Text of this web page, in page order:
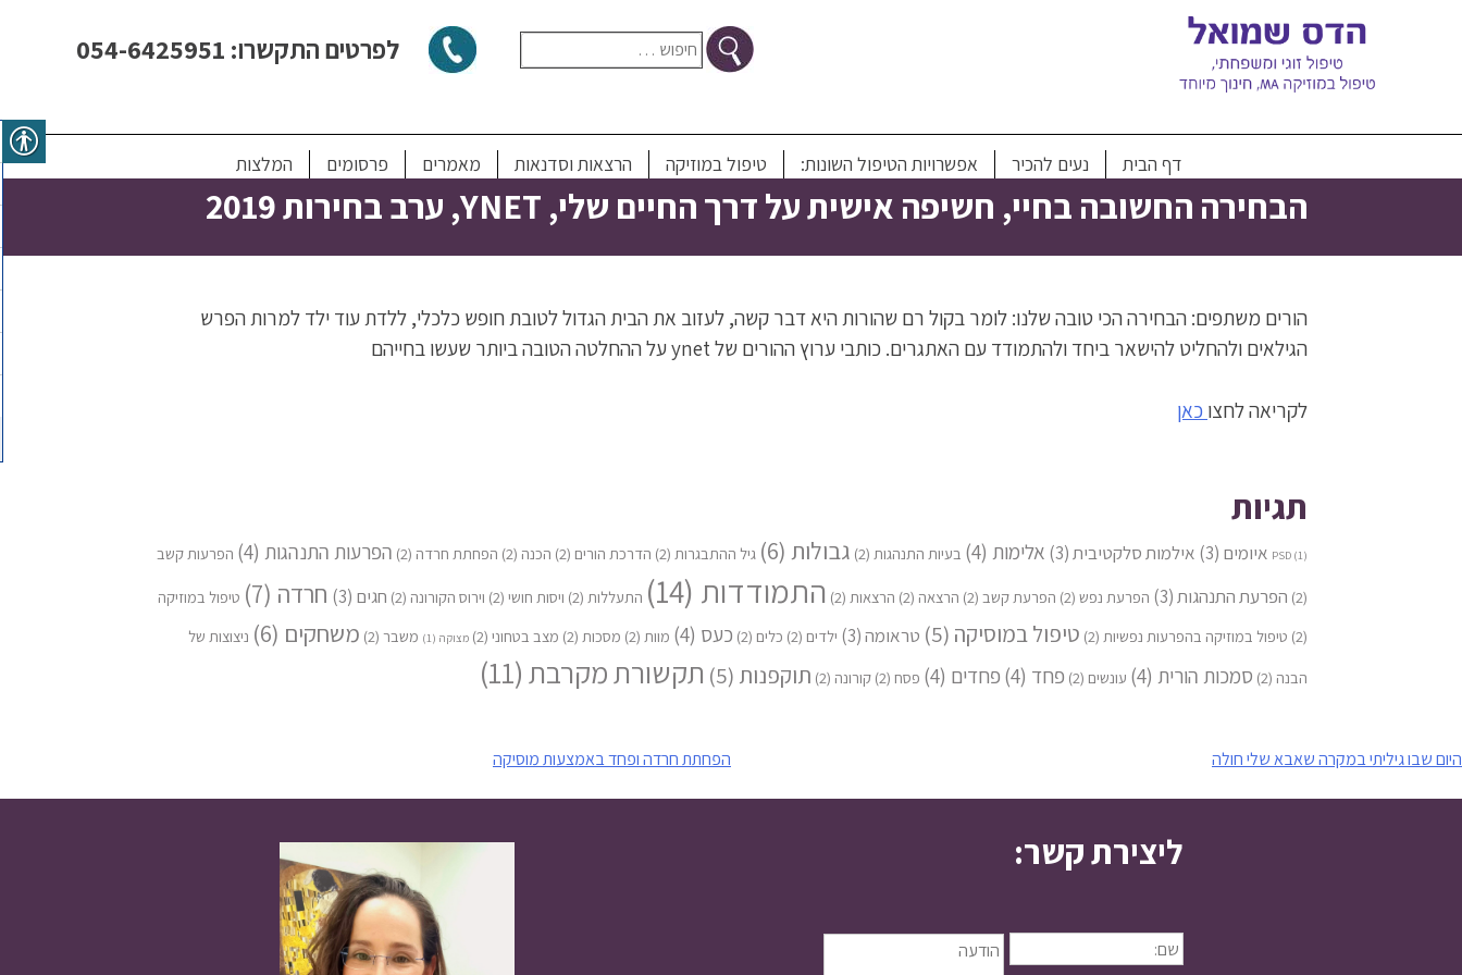
לפרטים התקשרו: 054-6425951 חיפוש:
דף הבית נעים להכיר אפשרויות הטיפול השונות: טיפול במוזיקה הרצאות וסדנאות מאמרים פרסומים המלצות
הבחירה החשובה בחיי, חשיפה אישית על דרך החיים שלי, YNET, ערב בחירות 2019
הורים משתפים: הבחירה הכי טובה שלנו: לומר בקול רם שהורות היא דבר קשה, לעזוב את הבית הגדול לטובת חופש כלכלי, ללדת עוד ילד למרות הפרש
הגילאים ולהחליט להישאר ביחד ולהתמודד עם האתגרים. כותבי ערוץ ההורים של ynet על ההחלטה הטובה ביותר שעשו בחייהם
לקריאה לחצוכאן
תגיות
PSD (1) איומים (3) אילמות סלקטיבית(3) אלימות (4) בעיות התנהגות (2) גבולות (6) גיל ההתבגרות (2) הדרכת הורים (2) הכנה (2) הפחתת חרדה (2) הפרעות התנהגות (4) הפרעות קשב
(2) הפרעת התנהגות(3) הפרעת נפש (2) הפרעת קשב (2) הרצאה (2) הרצאות (2) התמודדות (14) התעללות (2) ויסות חושי (2) וירוס הקורונה (2) חגים (3) חרדה (7)
טיפול במוזיקה
(2)
טיפול במוזיקה בהפרעות נפשיות (2) טיפול במוסיקה (5) טראומה(3) ילדים (2) כלים (2) כעס (4) מוות (2) מסכות (2) מצב בטחוני (2) מצוקה (1) משבר (2) משחקים (6)
ניצוצות של
הבנה (2) סמכות הורית (4) עונשים (2) פחד (4) פחדים (4) פסח (2) קורונה (2) תוקפנות (5) תקשורת מקרבת(11)
ניווט הפחתת חרדה ופחד באמצעות מוסיקה היום שבו גיליתי במקרה שאבא שלי חולה
ליצירת קשר: